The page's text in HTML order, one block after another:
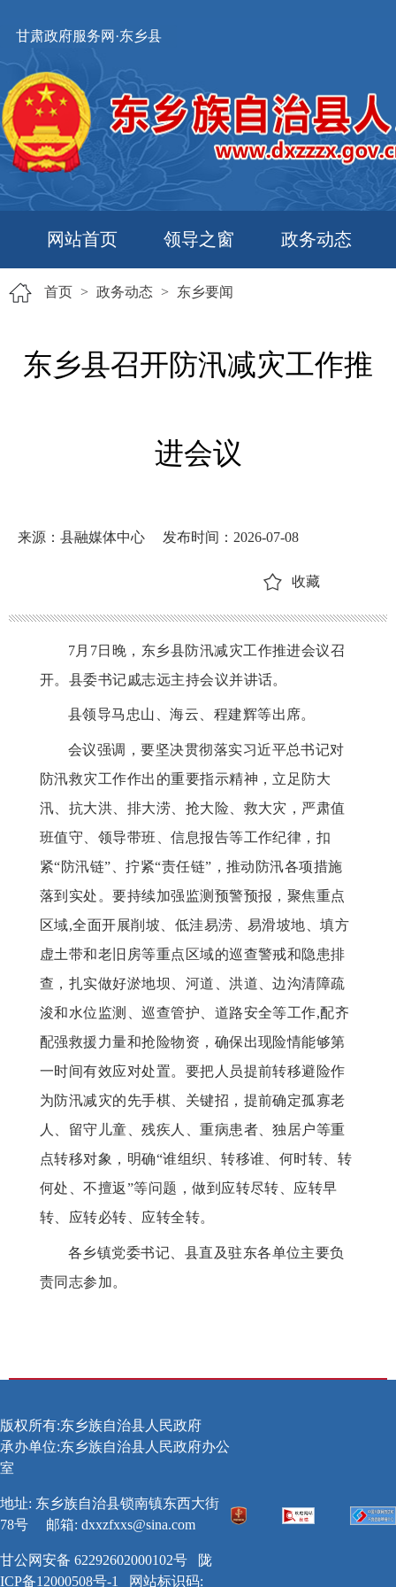
甘肃政府服务网·东乡县
网站首页 领导之窗 政务动态
首页 > 政务动态 > 东乡要闻
东乡县召开防汛减灾工作推
进会议
来源：县融媒体中心 发布时间：2026-07-08
收藏
7月7日晚，东乡县防汛减灾工作推进会议召
开。县委书记戚志远主持会议并讲话。
县领导马忠山、海云、程建辉等出席。
会议强调，要坚决贯彻落实习近平总书记对
防汛救灾工作作出的重要指示精神，立足防大
汛、抗大洪、排大涝、抢大险、救大灾，严肃值
班值守、领导带班、信息报告等工作纪律，扣
紧“防汛链”、拧紧“责任链”，推动防汛各项措施
落到实处。要持续加强监测预警预报，聚焦重点
区域,全面开展削坡、低洼易涝、易滑坡地、填方
虚土带和老旧房等重点区域的巡查警戒和隐患排
查，扎实做好淤地坝、河道、洪道、边沟清障疏
浚和水位监测、巡查管护、道路安全等工作,配齐
配强救援力量和抢险物资，确保出现险情能够第
一时间有效应对处置。要把人员提前转移避险作
为防汛减灾的先手棋、关键招，提前确定孤寡老
人、留守儿童、残疾人、重病患者、独居户等重
点转移对象，明确“谁组织、转移谁、何时转、转
何处、不擅返”等问题，做到应转尽转、应转早
转、应转必转、应转全转。
各乡镇党委书记、县直及驻东各单位主要负
责同志参加。
版权所有:东乡族自治县人民政府
承办单位:东乡族自治县人民政府办公
室
地址: 东乡族自治县锁南镇东西大街
78号
邮箱: dxxzfxxs@sina.com
甘公网安备 62292602000102号
陇
ICP备12000508号-1
网站标识码: